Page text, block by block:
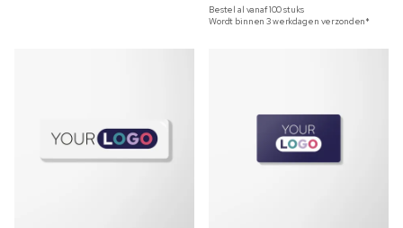
Bestel al vanaf100stuks
Wordt binnen 3 werkdagen verzonden*